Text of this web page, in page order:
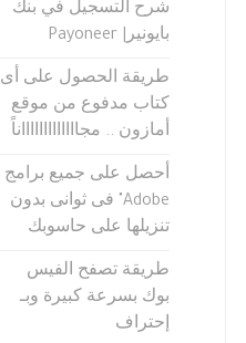
شرح التسجيل في بنك
بايونير| Payoneer
طريقة الحصول على أى
كتاب مدفوع من موقع
أمازون .. مجاااااااااااااناً
أحصل على جميع برامج "
Adobe" فى ثوانى بدون
تنزيلها على حاسوبك
طريقة تصفح الفيس
بوك بسرعة كبيرة وبـ
إحتراف